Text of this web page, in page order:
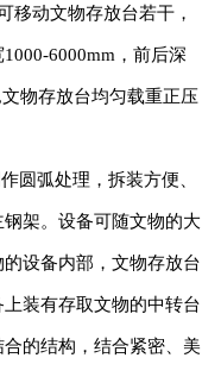
动文物存放台若干，
6000mm，前后深
物存放台均匀载重正压
弧处理，拆装方便、
架。设备可随文物的大
设备内部，文物存放台
装有存取文物的中转台
的结构，结合紧密、美